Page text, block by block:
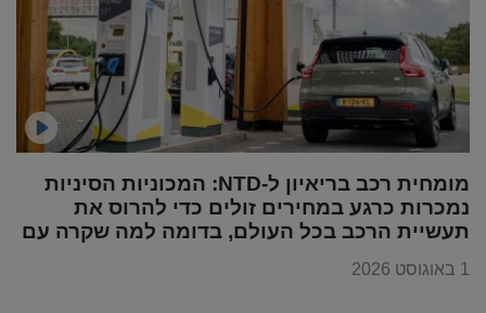
מומחית רכב בריאיון ל-NTD: המכוניות הסיניות
נמכרות כרגע במחירים זולים כדי להרוס את
תעשיית הרכב בכל העולם, בדומה למה שקרה עם
1 באוגוסט 2026